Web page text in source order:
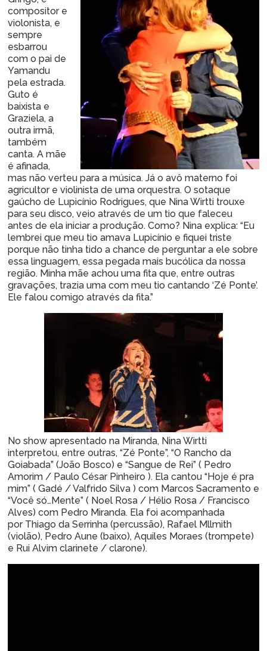
compositor e
violonista, e
sempre
esbarrou
com o pai de
Yamandu
pela estrada.
Guto é
baixista e
Graziela, a
outra irmã,
também
canta. A mãe
é afinada,
mas não verteu para a música. Já o avô materno foi
agricultor e violinista de uma orquestra. O sotaque
gaúcho de Lupicínio Rodrigues, que Nina Wirtti trouxe
para seu disco, veio através de um tio que faleceu
antes de ela iniciar a produção. Como? Nina explica: “Eu
lembrei que meu tio amava Lupicínio e fiquei triste
porque não tinha tido a chance de perguntar a ele sobre
essa linguagem, essa pegada mais bucólica da nossa
região. Minha mãe achou uma fita que, entre outras
gravações, trazia uma com meu tio cantando ‘Zé Ponte’.
Ele falou comigo através da fita.”
No show apresentado na Miranda, Nina Wirtti
interpretou, entre outras, “Zé Ponte”, “O Rancho da
Goiabada” (João Bosco) e “Sangue de Rei” ( Pedro
Amorim / Paulo César Pinheiro ). Ela cantou “Hoje é pra
mim” ( Gadé / Valfrido Silva ) com Marcos Sacramento e
“Você só…Mente” ( Noel Rosa / Hélio Rosa / Francisco
Alves) com Pedro Miranda. Ela foi acompanhada
por Thiago da Serrinha (percussão), Rafael Mllmith
(violão), Pedro Aune (baixo), Aquiles Moraes (trompete)
e Rui Alvim clarinete / clarone).